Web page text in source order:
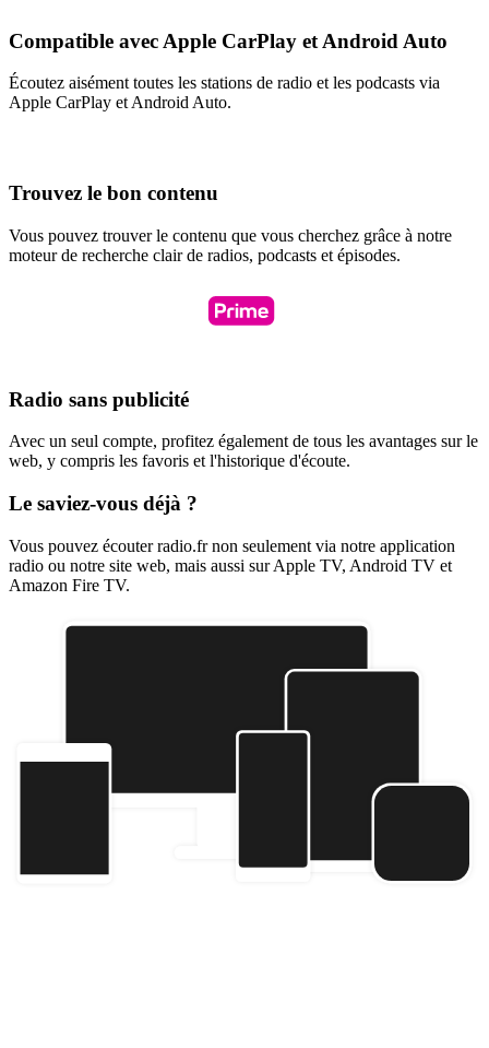
Compatible avec Apple CarPlay et Android Auto
Écoutez aisément toutes les stations de radio et les podcasts via
Apple CarPlay et Android Auto.
Trouvez le bon contenu
Vous pouvez trouver le contenu que vous cherchez grâce à notre
moteur de recherche clair de radios, podcasts et épisodes.
Radio sans publicité
Avec un seul compte, profitez également de tous les avantages sur le
web, y compris les favoris et l'historique d'écoute.
Le saviez-vous déjà ?
Vous pouvez écouter radio.fr non seulement via notre application
radio ou notre site web, mais aussi sur Apple TV, Android TV et
Amazon Fire TV.